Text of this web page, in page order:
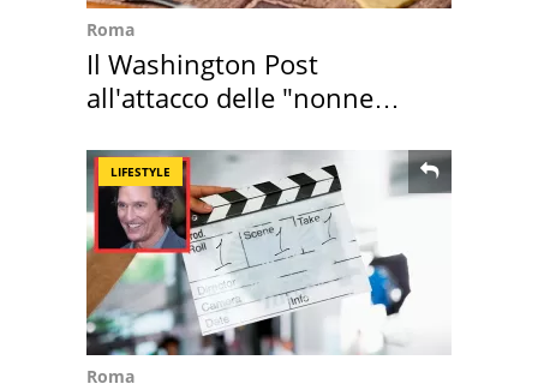
Roma
Il Washington Post
all'attacco delle "nonne
LIFESTYLE
Roma